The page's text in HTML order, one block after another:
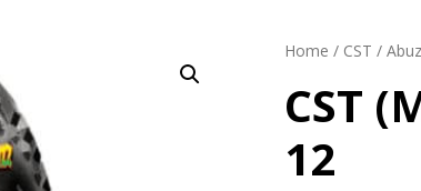
Home / CST /
CST
12